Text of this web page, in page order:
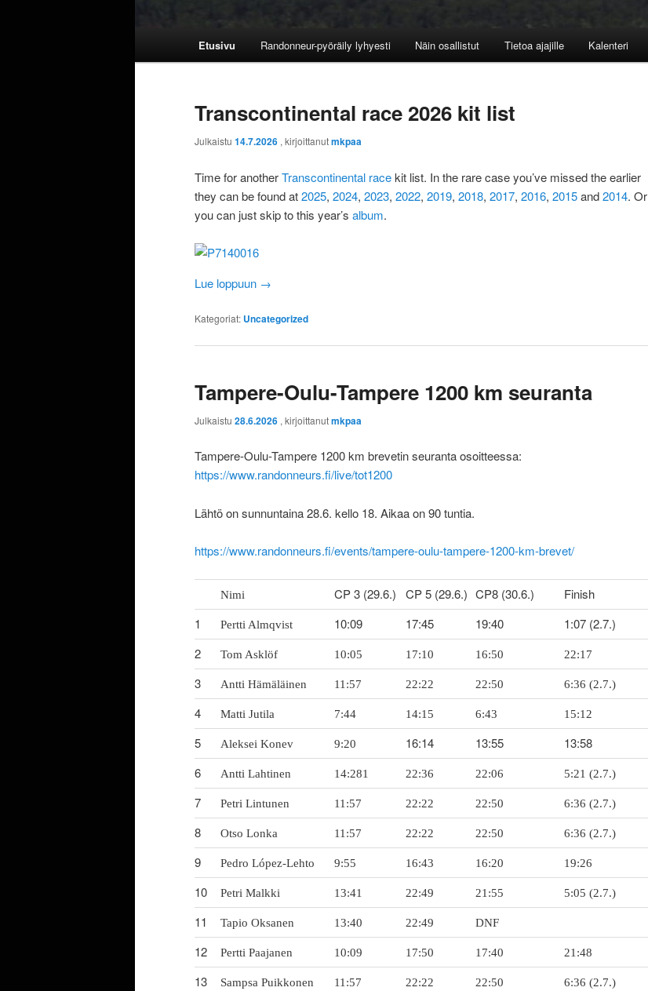
Etusivu Randonneur-pyöräily lyhyesti Näin osallistut Tietoa ajajille Kalenteri
Transcontinental race 2026 kit list
Julkaistu 14.7.2026 , kirjoittanutmkpaa
Time for anotherTranscontinental racekit list. In the rare case you’ve missed the earlier
they can be found at2025, 2024, 2023, 2022, 2019, 2018, 2017, 2016, 2015and2014. Or
you can just skip to this year’s album.
Lue loppuun →
Kategoriat: Uncategorized
Tampere-Oulu-Tampere 1200 km seuranta
Julkaistu 28.6.2026 , kirjoittanutmkpaa
Tampere-Oulu-Tampere 1200 km brevetin seuranta osoitteessa:
https://www.randonneurs.fi/live/tot1200
Lähtö on sunnuntaina 28.6. kello 18. Aikaa on 90 tuntia.
https://www.randonneurs.fi/events/tampere-oulu-tampere-1200-km-brevet/
Nimi CP 3 (29.6.) CP 5 (29.6.) CP8 (30.6.)
Finish
1
Pertti Almqvist 10:09 17:45 19:40
1:07 (2.7.)
2
Tom Asklöf 10:05 17:10 16:50 22:17
3 Antti Hämäläinen 11:57 22:22 22:50 6:36 (2.7.)
4 Matti Jutila 7:44 14:15 6:43 15:12
5 Aleksei Konev 9:20 16:14 13:55
13:58
6
Antti Lahtinen 14:281 22:36 22:06 5:21 (2.7.)
7 Petri Lintunen 11:57 22:22 22:50 6:36 (2.7.)
8 Otso Lonka 11:57 22:22 22:50 6:36 (2.7.)
9 Pedro López-Lehto 9:55 16:43 16:20 19:26
10 Petri Malkki 13:41 22:49 21:55 5:05 (2.7.)
11 Tapio Oksanen 13:40 22:49 DNF
12 Pertti Paajanen 10:09 17:50 17:40 21:48
13 Sampsa Puikkonen 11:57 22:22 22:50 6:36 (2.7.)